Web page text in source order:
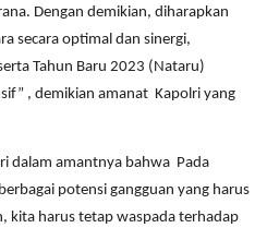
Dengan demikian, diharapkan
secara optimal dan sinergi,
Tahun Baru 2023 (Nataru)
, demikian amanat Kapolri yang
dalam amantnya bahwa Pada
potensi gangguan yang harus
kita harus tetap waspada terhadap